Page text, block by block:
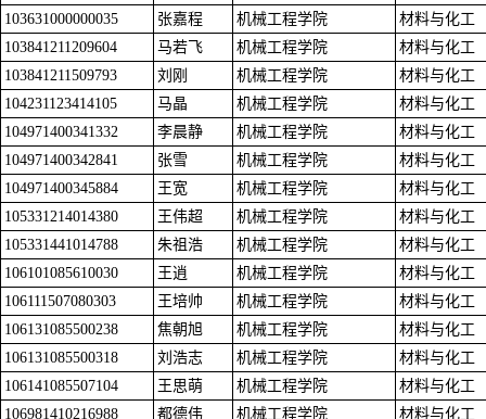
103631000000035
张嘉程 机械工程学院
材料与化工
103841211209604
马若飞 机械工程学院
材料与化工
103841211509793
刘刚 机械工程学院
材料与化工
104231123414105
马晶 机械工程学院
材料与化工
104971400341332
李晨静 机械工程学院
材料与化工
104971400342841
张雪 机械工程学院
材料与化工
104971400345884
王宽 机械工程学院
材料与化工
105331214014380
王伟超 机械工程学院
材料与化工
105331441014788
朱祖浩 机械工程学院
材料与化工
106101085610030
王逍 机械工程学院
材料与化工
106111507080303
王培帅 机械工程学院
材料与化工
106131085500238
焦朝旭 机械工程学院
材料与化工
106131085500318
刘浩志 机械工程学院
材料与化工
106141085507104
王思萌 机械工程学院
材料与化工
106981410216988
都德伟 机械工程学院
材料与化工